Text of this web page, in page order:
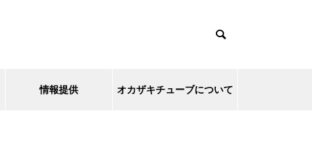
情報提供 オカザキチューブについて